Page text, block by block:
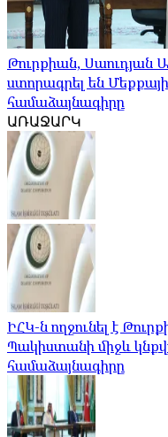
Թուրքիան,
ստորագրել են
համաձայնագիրը
ԱՌԱՋԱՐԿ
ԻՀԿ-ն ողջունել է
Պակիստանի միջև
համաձայնագիրը